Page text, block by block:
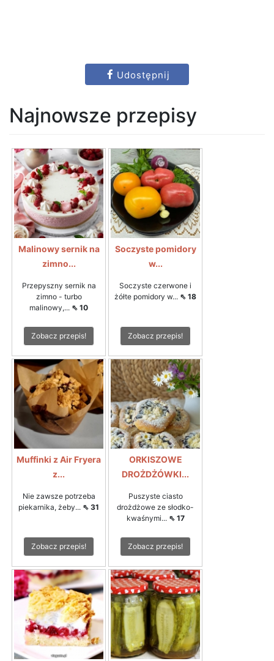
Udostępnij
Najnowsze przepisy
Malinowy sernik na
zimno...
Przepyszny sernik na
zimno - turbo
malinowy,... ⇖ 10
Zobacz przepis!
Soczyste pomidory
w...
Soczyste czerwone i
żółte pomidory w... ⇖ 18
Zobacz przepis!
Muffinki z Air Fryera
z...
Nie zawsze potrzeba
piekarnika, żeby... ⇖ 31
Zobacz przepis!
ORKISZOWE
DROŻDŻÓWKI...
Puszyste ciasto
drożdżowe ze słodko-
kwaśnymi... ⇖ 17
Zobacz przepis!